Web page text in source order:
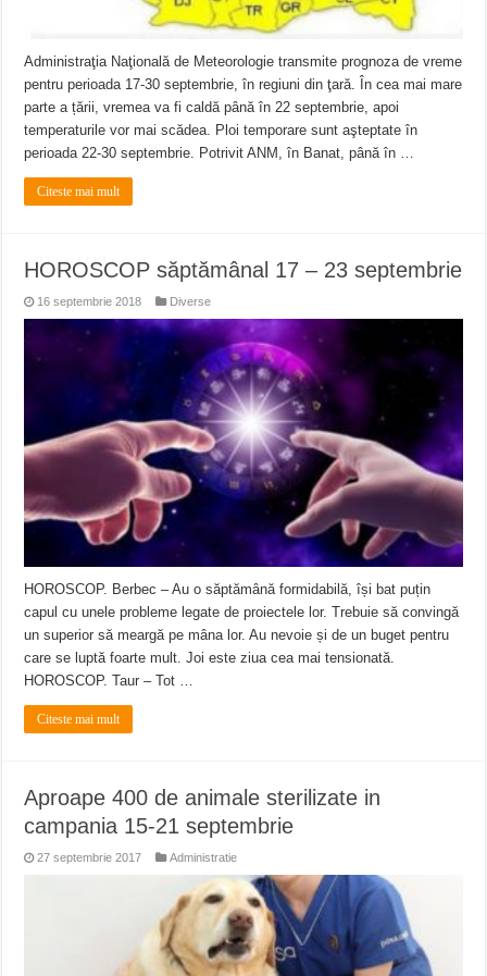
Administraţia Naţională de Meteorologie transmite prognoza de vreme
pentru perioada 17-30 septembrie, în regiuni din ţară. În cea mai mare
parte a țării, vremea va fi caldă până în 22 septembrie, apoi
temperaturile vor mai scădea. Ploi temporare sunt aşteptate în
perioada 22-30 septembrie. Potrivit ANM, în Banat, până în …
Citeste mai mult
HOROSCOP săptămânal 17 – 23 septembrie
16 septembrie 2018 Diverse
HOROSCOP. Berbec – Au o săptămână formidabilă, își bat puțin
capul cu unele probleme legate de proiectele lor. Trebuie să convingă
un superior să meargă pe mâna lor. Au nevoie și de un buget pentru
care se luptă foarte mult. Joi este ziua cea mai tensionată.
HOROSCOP. Taur – Tot …
Citeste mai mult
Aproape 400 de animale sterilizate in
campania 15-21 septembrie
27 septembrie 2017 Administratie